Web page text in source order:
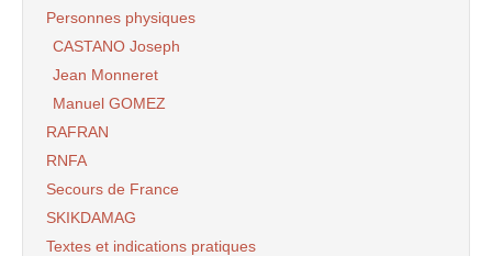
Personnes physiques
CASTANO Joseph
Jean Monneret
Manuel GOMEZ
RAFRAN
RNFA
Secours de France
SKIKDAMAG
Textes et indications pratiques